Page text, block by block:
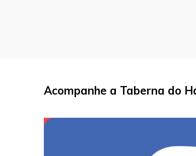
Acompanhe a Taberna do